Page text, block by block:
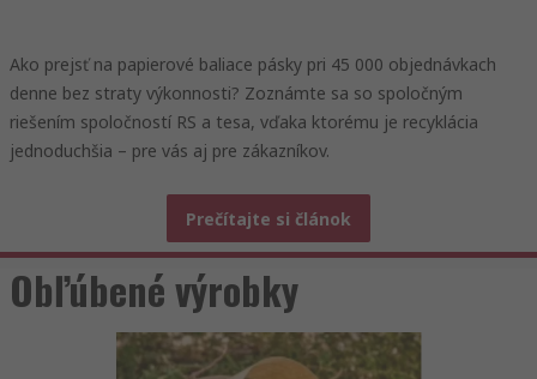
Ako prejsť na papierové baliace pásky pri 45 000 objednávkach
denne bez straty výkonnosti? Zoznámte sa so spoločným
riešením spoločností RS a tesa, vďaka ktorému je recyklácia
jednoduchšia – pre vás aj pre zákazníkov.
Prečítajte si článok
Obľúbené výrobky